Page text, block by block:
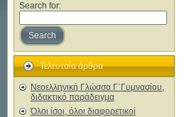
Search for:
Search
Τελευταία άρθρα
Νεοελληνική Γλώσσα Γ΄Γυμνασίου,
διδακτικό παράδειγμα
Όλοι ίσοι, όλοι διαφορετικοί